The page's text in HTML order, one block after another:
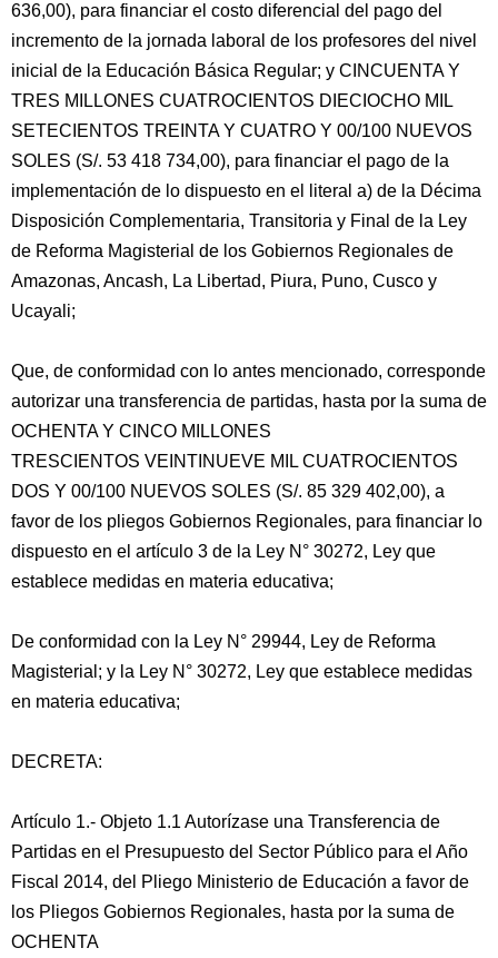
636,00), para financiar el costo diferencial del pago del
incremento de la jornada laboral de los profesores del nivel
inicial de la Educación Básica Regular; y CINCUENTA Y
TRES MILLONES CUATROCIENTOS DIECIOCHO MIL
SETECIENTOS TREINTA Y CUATRO Y 00/100 NUEVOS
SOLES (S/. 53 418 734,00), para financiar el pago de la
implementación de lo dispuesto en el literal a) de la Décima
Disposición Complementaria, Transitoria y Final de la Ley
de Reforma Magisterial de los Gobiernos Regionales de
Amazonas, Ancash, La Libertad, Piura, Puno, Cusco y
Ucayali;
Que, de conformidad con lo antes mencionado, corresponde
autorizar una transferencia de partidas, hasta por la suma de
OCHENTA Y CINCO MILLONES
TRESCIENTOS VEINTINUEVE MIL CUATROCIENTOS
DOS Y 00/100 NUEVOS SOLES (S/. 85 329 402,00), a
favor de los pliegos Gobiernos Regionales, para financiar lo
dispuesto en el artículo 3 de la Ley N° 30272, Ley que
establece medidas en materia educativa;
De conformidad con la Ley N° 29944, Ley de Reforma
Magisterial; y la Ley N° 30272, Ley que establece medidas
en materia educativa;
DECRETA:
Artículo 1.- Objeto 1.1 Autorízase una Transferencia de
Partidas en el Presupuesto del Sector Público para el Año
Fiscal 2014, del Pliego Ministerio de Educación a favor de
los Pliegos Gobiernos Regionales, hasta por la suma de
OCHENTA